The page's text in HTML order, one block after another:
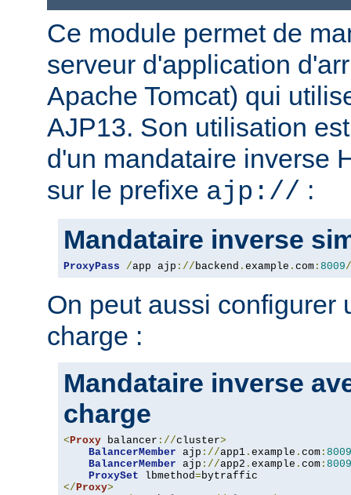
Ce module permet de
serveur d'application
Apache Tomcat) qui
AJP13. Son utilisation
d'un mandataire inverse
sur le prefixe ajp:// :
Mandataire inverse
ProxyPass /app ajp :// backend . example . com : 8009/
On peut aussi configurer
charge :
Mandataire inverse
charge
< Proxy balancer ://cluster>
BalancerMember ajp ://app1 . example . com : 8009
BalancerMember ajp ://app2 . example . com : 8009
ProxySet lbmethod=
</ Proxy>